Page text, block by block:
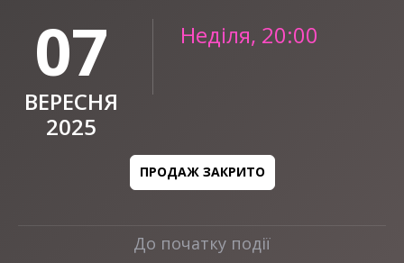
До початку події
07
ВЕРЕСНЯ
2025
Неділя, 20:00
ПРОДАЖ ЗАКРИТО